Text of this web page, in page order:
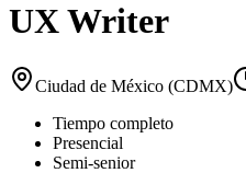
UX Writer
Ciudad de México (CDMX)
Tiempo completo
Presencial
Semi-senior